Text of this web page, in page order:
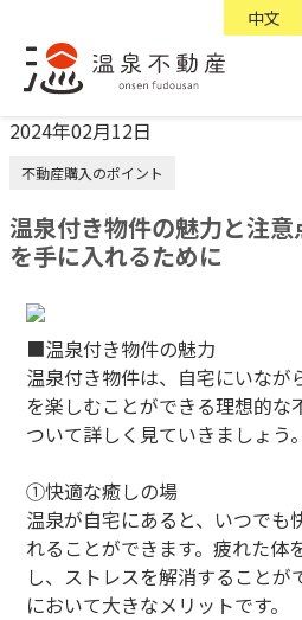
中文
2024年02月12日
不動産購入のポイント
温泉付き物件の魅力と注
を手に入れるために
■温泉付き物件の魅力
温泉付き物件は、自宅にいなが
を楽しむことができる理想的な
ついて詳しく見ていきましょう。
①快適な癒しの場
温泉が自宅にあると、いつでも
れることができます。疲れた体
し、ストレスを解消すること
において大きなメリットです。